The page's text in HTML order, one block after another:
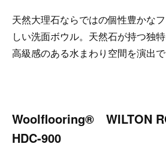
天然大理石ならではの個性豊かな
しい洗面ボウル。天然石が持つ独特
高級感のある水まわり空間を演出で
Woolflooring® WILTON
HDC-900